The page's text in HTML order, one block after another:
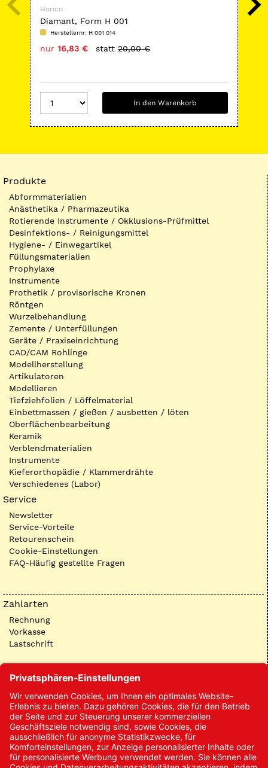
Horico
Diamant, Form H 001
Herstellernr: H 001 014
nur 16,83 € statt 20,00 €
In den Warenkorb
Produkte
Abformmaterialien
Anästhetika / Pharmazeutika
Rotierende Instrumente / Okklusions-Prüfmittel
Desinfektions- / Reinigungsmittel
Hygiene- / Einwegartikel
Füllungsmaterialien
Prophylaxe
Instrumente
Prothetik / provisorische Kronen
Röntgen
Wurzelbehandlung
Zemente / Unterfüllungen
Geräte / Praxiseinrichtung
CAD/CAM Rohlinge
Modellherstellung
Artikulatoren
Modellieren
Tiefziehfolien / Löffelmaterial
Einbettmassen / gießen / ausbetten / löten
Oberflächenbearbeitung
Keramik
Verblendmaterialien
Instrumente
Kieferorthopädie / Klammerdrähte
Verschiedenes (Labor)
Service
Newsletter
Service-Vorteile
Retourenschein
Cookie-Einstellungen
FAQ-Häufig gestellte Fragen
Zahlarten
Rechnung
Vorkasse
Lastschrift
Kontakt
Kontakt/Anfrage
Neukundenanmeldung
Kennwort vergessen